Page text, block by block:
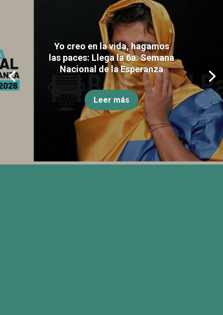
Yo creo en la vida, hagamos
las paces: Llega la 6a. Semana
Nacional de la Esperanza
Leer más